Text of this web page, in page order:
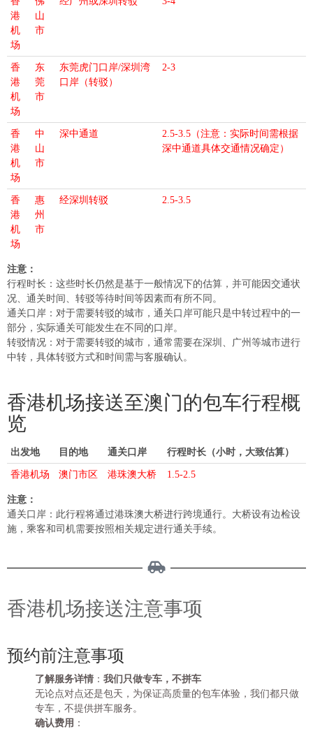
港
机
场
山
市
香
港
机
场
东
莞
市
东莞虎门口岸/深圳湾
口岸（转驳）
2-3
香
港
机
场
中
山
市
深中通道
2.5-3.5（注意：实际时间需根据
深中通道具体交通情况确定）
香
港
机
场
惠
州
市
经深圳转驳 2.5-3.5
注意：
行程时长：这些时长仍然是基于一般情况下的估算，并可能因交通状
况、通关时间、转驳等待时间等因素而有所不同。
通关口岸：对于需要转驳的城市，通关口岸可能只是中转过程中的一
部分，实际通关可能发生在不同的口岸。
转驳情况：对于需要转驳的城市，通常需要在深圳、广州等城市进行
中转，具体转驳方式和时间需与客服确认。
香港机场接送至澳门的包车行程概
览
出发地 目的地 通关口岸 行程时长（小时，大致估算）
香港机场 澳门市区 港珠澳大桥 1.5-2.5
注意：
通关口岸：此行程将通过港珠澳大桥进行跨境通行。大桥设有边检设
施，乘客和司机需要按照相关规定进行通关手续。
香港机场接送注意事项
预约前注意事项
了解服务详情 ： 我们只做专车，不拼车
无论点对点还是包天，为保证高质量的包车体验，我们都只做
专车，不提供拼车服务。
确认费用 ：